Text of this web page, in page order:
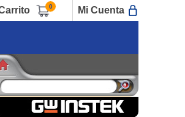
0 Mi Cuenta